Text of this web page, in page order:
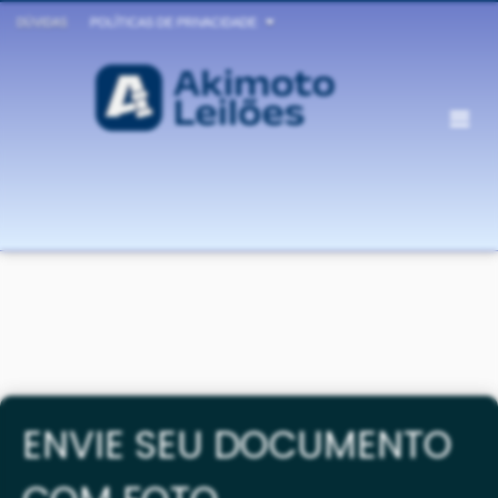
DÚVIDAS POLÍTICAS DE PRIVACIDADE
ENVIE SEU DOCUMENTO